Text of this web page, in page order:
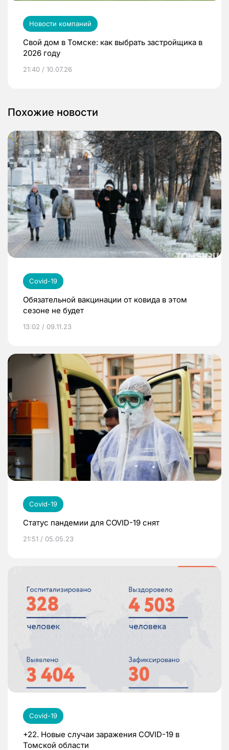
Новости компаний
Свой дом в Томске: как выбрать застройщика в
2026 году
21:40 / 10.07.26
Похожие новости
Covid-19
Обязательной вакцинации от ковида в этом
сезоне не будет
13:02 / 09.11.23
Covid-19
Статус пандемии для COVID-19 снят
21:51 / 05.05.23
Covid-19
+22. Новые случаи заражения COVID-19 в
Томской области